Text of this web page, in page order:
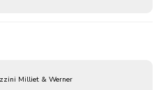
Milliet & Werner